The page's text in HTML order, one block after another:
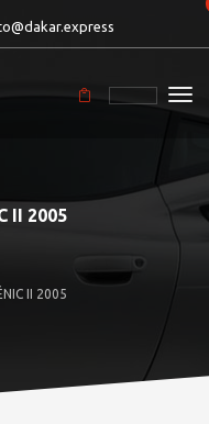
II 2005
II 2005